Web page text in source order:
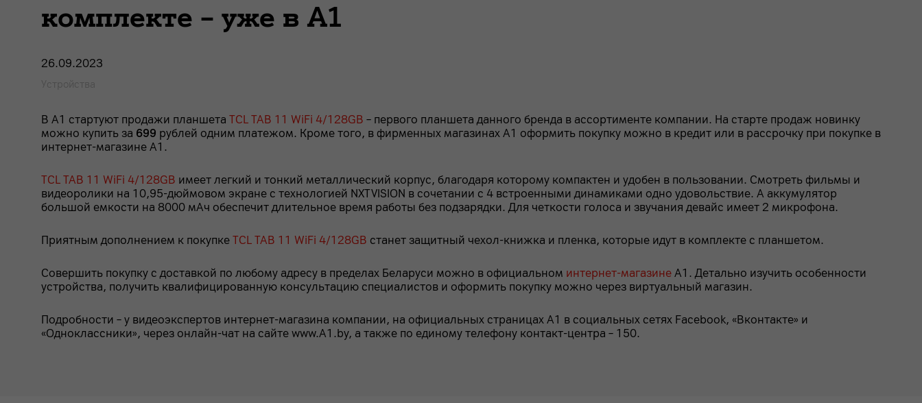
комплекте – уже в А1
26.09.2023
В А1 стартуют продажи планшета TCL TAB 11 WiFi 4/128GB – первого планшета данного бренда в ассортименте компании. На старте продаж новинку
можно купить за 699 рублей одним платежом. Кроме того, в фирменных магазинах А1 оформить покупку можно в кредит или в рассрочку при покупке в
интернет-магазине А1.
TCL TAB 11 WiFi 4/128GB имеет легкий и тонкий металлический корпус, благодаря которому компактен и удобен в пользовании. Смотреть фильмы и
видеоролики на 10,95-дюймовом экране с технологией NXTVISION в сочетании с 4 встроенными динамиками одно удовольствие. А аккумулятор
большой емкости на 8000 мАч обеспечит длительное время работы без подзарядки. Для четкости голоса и звучания девайс имеет 2 микрофона.
Приятным дополнением к покупке TCL TAB 11 WiFi 4/128GB станет защитный чехол-книжка и пленка, которые идут в комплекте с планшетом.
Совершить покупку с доставкой по любому адресу в пределах Беларуси можно в официальном интернет-магазине А1. Детально изучить особенности
устройства, получить квалифицированную консультацию специалистов и оформить покупку можно через виртуальный магазин.
Подробности – у видеоэкспертов интернет-магазина компании, на официальных страницах A1 в социальных сетях Facebook, «Вконтакте» и
«Одноклассники», через онлайн-чат на сайте www.A1.by, а также по единому телефону контакт-центра – 150.